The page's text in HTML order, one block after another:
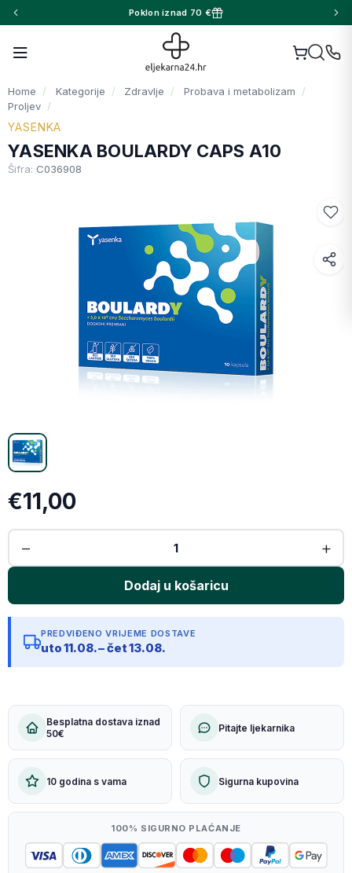
Poklon iznad 70 €
Home Kategorije Zdravlje
Probava i metabolizam
Proljev
YASENKA
YASENKA BOULARDY CAPS A10
Šifra: C036908
Facebook
WhatsApp
€11,00
PREDVIĐENO VRIJEME DOSTAVE
uto 11.08. – čet 13.08.
Besplatna dostava iznad
50€
Pitajte ljekarnika
10 godina s vama Sigurna kupovina
100% SIGURNO PLAĆANJE